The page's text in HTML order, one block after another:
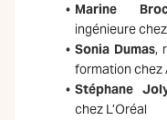
Marine
ingénieure
Sonia Dumas,
formation chez
Stéphane
chez L’Oréal